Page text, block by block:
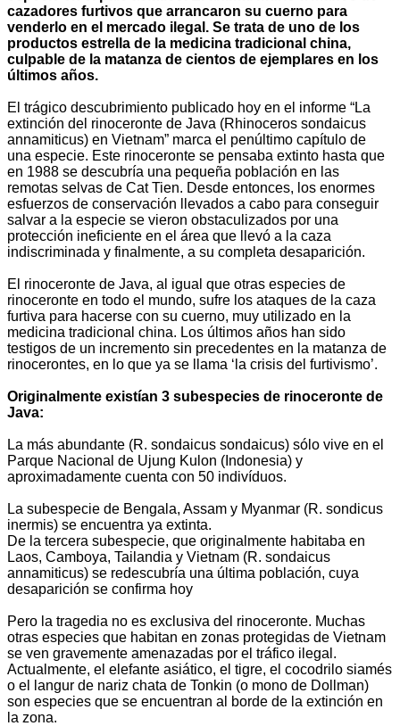
cazadores furtivos que arrancaron su cuerno para
venderlo en el mercado ilegal. Se trata de uno de los
productos estrella de la medicina tradicional china,
culpable de la matanza de cientos de ejemplares en los
últimos años.
El trágico descubrimiento publicado hoy en el informe “La
extinción del rinoceronte de Java (Rhinoceros sondaicus
annamiticus) en Vietnam” marca el penúltimo capítulo de
una especie. Este rinoceronte se pensaba extinto hasta que
en 1988 se descubría una pequeña población en las
remotas selvas de Cat Tien. Desde entonces, los enormes
esfuerzos de conservación llevados a cabo para conseguir
salvar a la especie se vieron obstaculizados por una
protección ineficiente en el área que llevó a la caza
indiscriminada y finalmente, a su completa desaparición.
El rinoceronte de Java, al igual que otras especies de
rinoceronte en todo el mundo, sufre los ataques de la caza
furtiva para hacerse con su cuerno, muy utilizado en la
medicina tradicional china. Los últimos años han sido
testigos de un incremento sin precedentes en la matanza de
rinocerontes, en lo que ya se llama ‘la crisis del furtivismo’.
Originalmente existían 3 subespecies de rinoceronte de
Java:
La más abundante (R. sondaicus sondaicus) sólo vive en el
Parque Nacional de Ujung Kulon (Indonesia) y
aproximadamente cuenta con 50 indivíduos.
La subespecie de Bengala, Assam y Myanmar (R. sondicus
inermis) se encuentra ya extinta.
De la tercera subespecie, que originalmente habitaba en
Laos, Camboya, Tailandia y Vietnam (R. sondaicus
annamiticus) se redescubría una última población, cuya
desaparición se confirma hoy
Pero la tragedia no es exclusiva del rinoceronte. Muchas
otras especies que habitan en zonas protegidas de Vietnam
se ven gravemente amenazadas por el tráfico ilegal.
Actualmente, el elefante asiático, el tigre, el cocodrilo siamés
o el langur de nariz chata de Tonkin (o mono de Dollman)
son especies que se encuentran al borde de la extinción en
la zona.